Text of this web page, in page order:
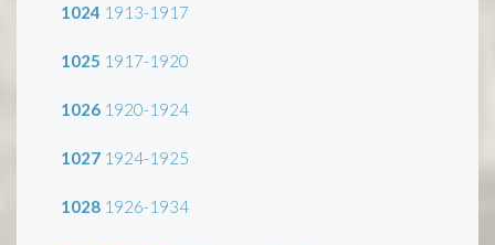
1024 1913-1917
1025 1917-1920
1026 1920-1924
1027 1924-1925
1028 1926-1934